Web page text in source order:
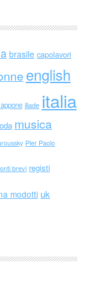
brasile capolavori
english
iliade italia
musica
Pier Paolo
brevi registi
modotti uk